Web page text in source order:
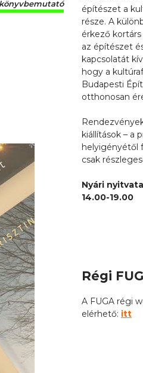
könyvbemutató
építészet a
része. A
érkező
az építészet
kapcsolatát
hogy a
Budapesti
otthonosan
kiállítások – a
helyigényétől
csak
Nyári
14.00-19.00
Régi
A FUGA régi
elérhető: itt